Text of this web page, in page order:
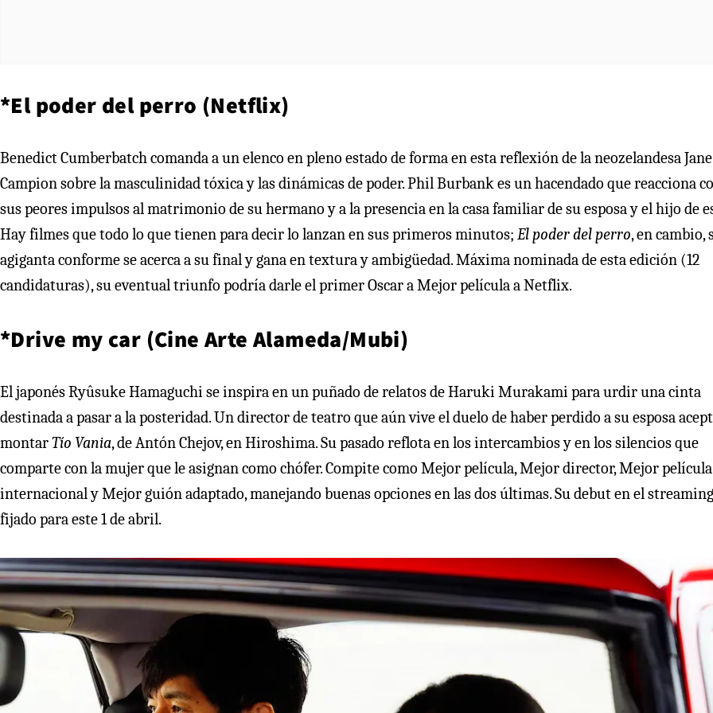
*El poder del perro (Netflix)
Benedict Cumberbatch comanda a un elenco en pleno estado de forma en esta reflexión de la neozelandesa Jane
Campion sobre la masculinidad tóxica y las dinámicas de poder. Phil Burbank es un hacendado que reacciona
sus peores impulsos al matrimonio de su hermano y a la presencia en la casa familiar de su esposa y el hijo de
Hay filmes que todo lo que tienen para decir lo lanzan en sus primeros minutos; El poder del perro, en cambio,
agiganta conforme se acerca a su final y gana en textura y ambigüedad. Máxima nominada de esta edición (12
candidaturas), su eventual triunfo podría darle el primer Oscar a Mejor película a Netflix.
*Drive my car (Cine Arte Alameda/Mubi)
El japonés Ryûsuke Hamaguchi se inspira en un puñado de relatos de Haruki Murakami para urdir una cinta
destinada a pasar a la posteridad. Un director de teatro que aún vive el duelo de haber perdido a su esposa
montarTío Vania, de Antón Chejov, en Hiroshima. Su pasado reflota en los intercambios y en los silencios que
comparte con la mujer que le asignan como chófer. Compite como Mejor película, Mejor director, Mejor película
internacional y Mejor guión adaptado, manejando buenas opciones en las dos últimas. Su debut en el
fijado para este 1 de abril.